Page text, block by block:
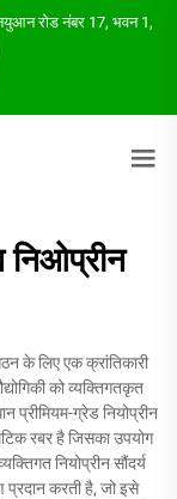
रोड नंबर 17, भवन 1,
के लिए एक क्रांतिकारी
को व्यक्तिगतकृत
प्रीमियम-ग्रेड नियोप्रीन
रबर है जिसका उपयोग
नियोप्रीन सौंदर्य
करती है, जो इसे